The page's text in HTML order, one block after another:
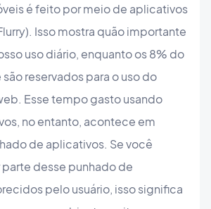
é feito por meio de aplicativos
Isso mostra quão importante
uso diário, enquanto os 8% do
reservados para o uso do
Esse tempo gasto usando
no entanto, acontece em
de aplicativos. Se você
desse punhado de
pelo usuário, isso significa